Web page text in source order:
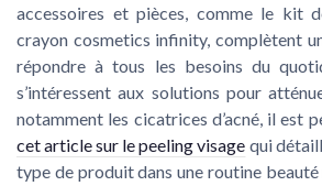
accessoires et pièces, comme le kit
crayon cosmetics infinity, complètent
répondre à tous les besoins du
s’intéressent aux solutions pour
notamment les cicatrices d’acné, il est
cet article sur le peeling visage qui
type de produit dans une routine beauté